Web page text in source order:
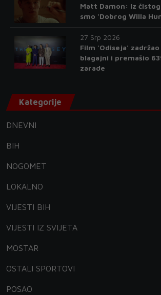
Matt Damon: Iz
smo 'Dobrog Willa
27 Srp 2026
Film 'Odiseja'
blagajni i premašio
zarade
Kategorije
DNEVNI
BIH
NOGOMET
LOKALNO
VIJESTI BIH
VIJESTI IZ SVIJETA
MOSTAR
OSTALI SPORTOVI
POSAO